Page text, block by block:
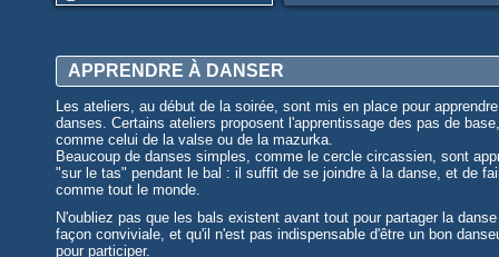
APPRENDRE À DANSER
Les ateliers, au début de la soirée, sont mis en place pour
danses. Certains ateliers proposent l'apprentissage des pas de base,
comme celui de la valse ou de la mazurka.
Beaucoup de danses simples, comme le cercle circassien, sont
"sur le tas" pendant le bal : il suffit de se joindre à la danse, et de
comme tout le monde.
N'oubliez pas que les bals existent avant tout pour partager la
façon conviviale, et qu'il n'est pas indispensable d'être un bon
pour participer.